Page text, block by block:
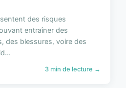
des risques
entraîner des
des blessures, voire des
3 min de lecture →